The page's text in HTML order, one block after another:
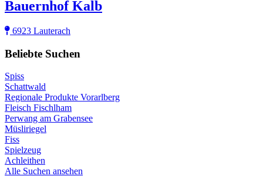
Bauernhof Kalb
6923 Lauterach
Beliebte Suchen
Spiss
Schattwald
Regionale Produkte Vorarlberg
Fleisch Fischlham
Perwang am Grabensee
Müsliriegel
Fiss
Spielzeug
Achleithen
Alle Suchen ansehen